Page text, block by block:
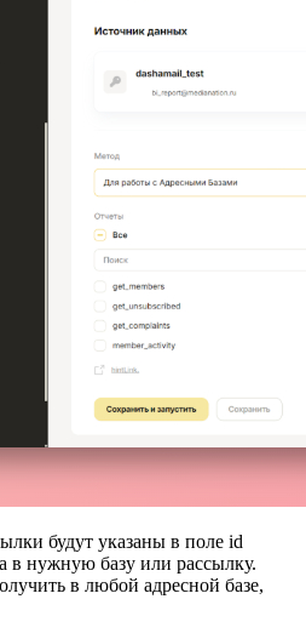
будут указаны в поле id
в нужную базу или рассылку.
в любой адресной базе,